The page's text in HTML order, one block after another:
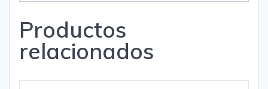
Productos
relacionados